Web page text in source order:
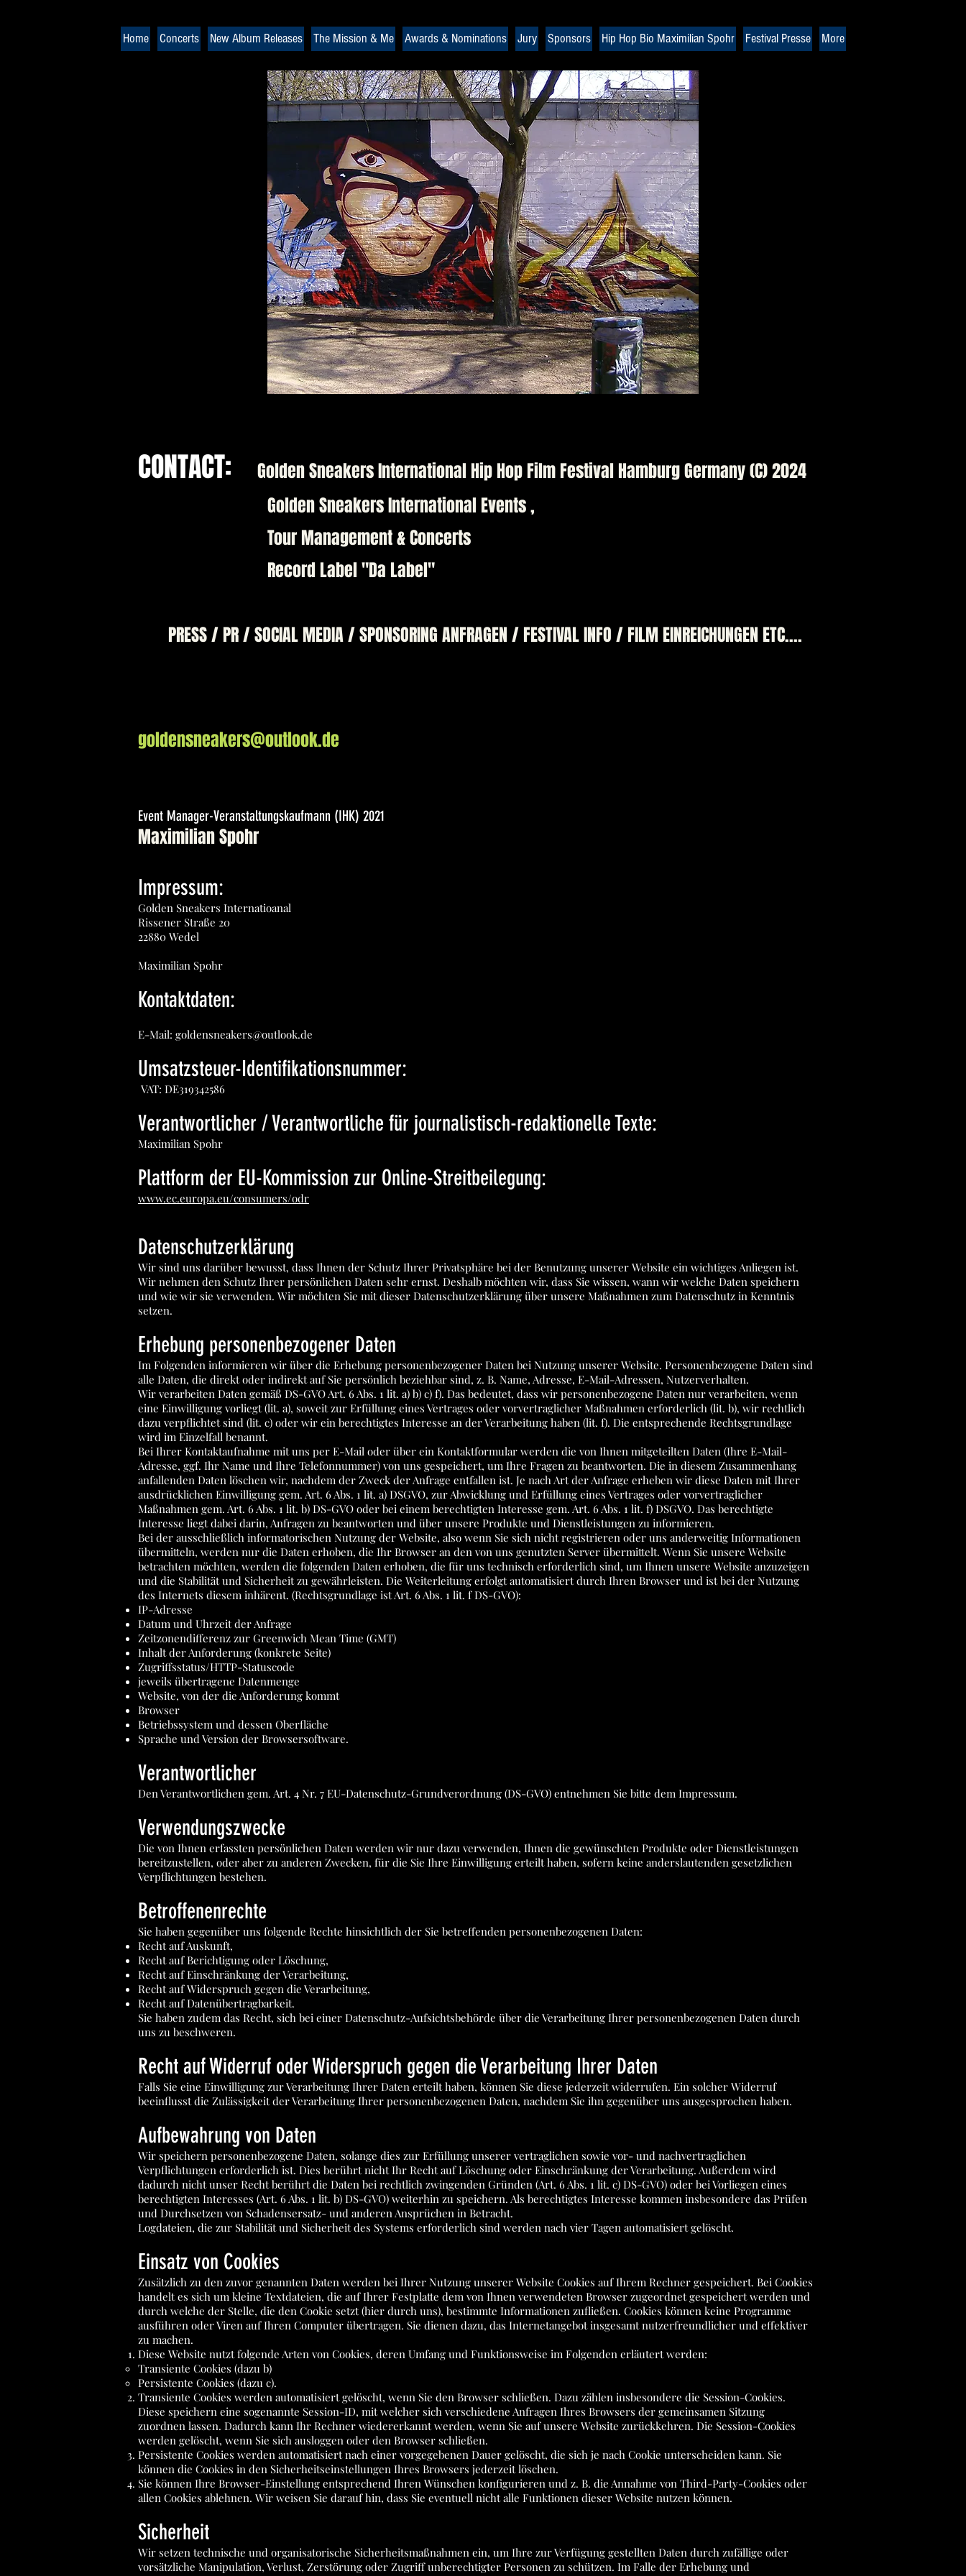
CONTACT: Golden Sneakers International Hip Hop Film Festival Hamburg Germany (C) 2024
Golden Sneakers International Events ,
Tour Management & Concerts
Record Label "Da Label"
PRESS / PR / SOCIAL MEDIA / SPONSORING ANFRAGEN / FESTIVAL INFO / FILM EINREICHUNGEN ETC....
goldensneakers@outlook.de
Maximilian Spohr
Impressum:
Golden Sneakers Internatioanal
Rissener Straße 20
22880 Wedel
Maximilian Spohr
Kontaktdaten:
E-Mail: goldensneakers@outlook.de
Umsatzsteuer-Identifikationsnummer:
VAT: DE319342586
Verantwortlicher / Verantwortliche für journalistisch-redaktionelle Texte:
Maximilian Spohr
Plattform der EU-Kommission zur Online-Streitbeilegung:
www.ec.europa.eu/consumers/odr
Datenschutz­erklärung
Wir sind uns darüber bewusst, dass Ihnen der Schutz Ihrer Privatsphäre bei der Benutzung unserer Website ein wichtiges Anliegen ist.
Wir nehmen den Schutz Ihrer persönlichen Daten sehr ernst. Deshalb möchten wir, dass Sie wissen, wann wir welche Daten speichern
und wie wir sie verwenden. Wir möchten Sie mit dieser Datenschutzerklärung über unsere Maßnahmen zum Datenschutz in Kenntnis
setzen.
Erhebung personenbezogener Daten
Im Folgenden informieren wir über die Erhebung personenbezogener Daten bei Nutzung unserer Website. Personenbezogene Daten sind
alle Daten, die direkt oder indirekt auf Sie persönlich beziehbar sind, z. B. Name, Adresse, E-Mail-Adressen, Nutzerverhalten.
Wir verarbeiten Daten gemäß DS-GVO Art. 6 Abs. 1 lit. a) b) c) f). Das bedeutet, dass wir personenbezogene Daten nur verarbeiten, wenn
eine Einwilligung vorliegt (lit. a), soweit zur Erfüllung eines Vertrages oder vorvertraglicher Maßnahmen erforderlich (lit. b), wir rechtlich
dazu verpflichtet sind (lit. c) oder wir ein berechtigtes Interesse an der Verarbeitung haben (lit. f). Die entsprechende Rechtsgrundlage
wird im Einzelfall benannt.
Bei Ihrer Kontaktaufnahme mit uns per E-Mail oder über ein Kontaktformular werden die von Ihnen mitgeteilten Daten (Ihre E-Mail-
Adresse, ggf. Ihr Name und Ihre Telefonnummer) von uns gespeichert, um Ihre Fragen zu beantworten. Die in diesem Zusammenhang
anfallenden Daten löschen wir, nachdem der Zweck der Anfrage entfallen ist. Je nach Art der Anfrage erheben wir diese Daten mit Ihrer
ausdrücklichen Einwilligung gem. Art. 6 Abs. 1 lit. a) DSGVO, zur Abwicklung und Erfüllung eines Vertrages oder vorvertraglicher
Maßnahmen gem. Art. 6 Abs. 1 lit. b) DS-GVO oder bei einem berechtigten Interesse gem. Art. 6 Abs. 1 lit. f) DSGVO. Das berechtigte
Interesse liegt dabei darin, Anfragen zu beantworten und über unsere Produkte und Dienstleistungen zu informieren.
Bei der ausschließlich informatorischen Nutzung der Website, also wenn Sie sich nicht registrieren oder uns anderweitig Informationen
übermitteln, werden nur die Daten erhoben, die Ihr Browser an den von uns genutzten Server übermittelt. Wenn Sie unsere Website
betrachten möchten, werden die folgenden Daten erhoben, die für uns technisch erforderlich sind, um Ihnen unsere Website anzuzeigen
und die Stabilität und Sicherheit zu gewährleisten. Die Weiterleitung erfolgt automatisiert durch Ihren Browser und ist bei der Nutzung
des Internets diesem inhärent. (Rechtsgrundlage ist Art. 6 Abs. 1 lit. f DS-GVO):
IP-Adresse
Datum und Uhrzeit der Anfrage
Zeitzonendifferenz zur Greenwich Mean Time (GMT)
Inhalt der Anforderung (konkrete Seite)
Zugriffsstatus/HTTP-Statuscode
jeweils übertragene Datenmenge
Website, von der die Anforderung kommt
Browser
Betriebssystem und dessen Oberfläche
Sprache und Version der Browsersoftware.
Verantwortlicher
Den Verantwortlichen gem. Art. 4 Nr. 7 EU-Datenschutz-Grundverordnung (DS-GVO) entnehmen Sie bitte dem Impressum.
Verwendungszwecke
Die von Ihnen erfassten persönlichen Daten werden wir nur dazu verwenden, Ihnen die gewünschten Produkte oder Dienstleistungen
bereitzustellen, oder aber zu anderen Zwecken, für die Sie Ihre Einwilligung erteilt haben, sofern keine anderslautenden gesetzlichen
Verpflichtungen bestehen.
Betroffenenrechte
Sie haben gegenüber uns folgende Rechte hinsichtlich der Sie betreffenden personenbezogenen Daten:
Recht auf Auskunft,
Recht auf Berichtigung oder Löschung,
Recht auf Einschränkung der Verarbeitung,
Recht auf Widerspruch gegen die Verarbeitung,
Recht auf Datenübertragbarkeit.
Sie haben zudem das Recht, sich bei einer Datenschutz-Aufsichtsbehörde über die Verarbeitung Ihrer personenbezogenen Daten durch
uns zu beschweren.
Recht auf Widerruf oder Widerspruch gegen die Verarbeitung Ihrer Daten
Falls Sie eine Einwilligung zur Verarbeitung Ihrer Daten erteilt haben, können Sie diese jederzeit widerrufen. Ein solcher Widerruf
beeinflusst die Zulässigkeit der Verarbeitung Ihrer personenbezogenen Daten, nachdem Sie ihn gegenüber uns ausgesprochen haben.
Aufbewahrung von Daten
Wir speichern personenbezogene Daten, solange dies zur Erfüllung unserer vertraglichen sowie vor- und nachvertraglichen
Verpflichtungen erforderlich ist. Dies berührt nicht Ihr Recht auf Löschung oder Einschränkung der Verarbeitung. Außerdem wird
dadurch nicht unser Recht berührt die Daten bei rechtlich zwingenden Gründen (Art. 6 Abs. 1 lit. c) DS-GVO) oder bei Vorliegen eines
berechtigten Interesses (Art. 6 Abs. 1 lit. b) DS-GVO) weiterhin zu speichern. Als berechtigtes Interesse kommen insbesondere das Prüfen
und Durchsetzen von Schadensersatz- und anderen Ansprüchen in Betracht.
Logdateien, die zur Stabilität und Sicherheit des Systems erforderlich sind werden nach vier Tagen automatisiert gelöscht.
Einsatz von Cookies
Zusätzlich zu den zuvor genannten Daten werden bei Ihrer Nutzung unserer Website Cookies auf Ihrem Rechner gespeichert. Bei Cookies
handelt es sich um kleine Textdateien, die auf Ihrer Festplatte dem von Ihnen verwendeten Browser zugeordnet gespeichert werden und
durch welche der Stelle, die den Cookie setzt (hier durch uns), bestimmte Informationen zufließen. Cookies können keine Programme
ausführen oder Viren auf Ihren Computer übertragen. Sie dienen dazu, das Internetangebot insgesamt nutzerfreundlicher und effektiver
zu machen.
Diese Website nutzt folgende Arten von Cookies, deren Umfang und Funktionsweise im Folgenden erläutert werden:
Transiente Cookies (dazu b)
Persistente Cookies (dazu c).
Transiente Cookies werden automatisiert gelöscht, wenn Sie den Browser schließen. Dazu zählen insbesondere die Session-Cookies.
Diese speichern eine sogenannte Session-ID, mit welcher sich verschiedene Anfragen Ihres Browsers der gemeinsamen Sitzung
zuordnen lassen. Dadurch kann Ihr Rechner wiedererkannt werden, wenn Sie auf unsere Website zurückkehren. Die Session-Cookies
werden gelöscht, wenn Sie sich ausloggen oder den Browser schließen.
Persistente Cookies werden automatisiert nach einer vorgegebenen Dauer gelöscht, die sich je nach Cookie unterscheiden kann. Sie
können die Cookies in den Sicherheitseinstellungen Ihres Browsers jederzeit löschen.
Sie können Ihre Browser-Einstellung entsprechend Ihren Wünschen konfigurieren und z. B. die Annahme von Third-Party-Cookies oder
allen Cookies ablehnen. Wir weisen Sie darauf hin, dass Sie eventuell nicht alle Funktionen dieser Website nutzen können.
Sicherheit
Wir setzen technische und organisatorische Sicherheitsmaßnahmen ein, um Ihre zur Verfügung gestellten Daten durch zufällige oder
vorsätzliche Manipulation, Verlust, Zerstörung oder Zugriff unberechtigter Personen zu schützen. Im Falle der Erhebung und
Event Manager-Veranstaltungskaufmann (IHK) 2021
Home Concerts New Album Releases The Mission & Me Awards & Nominations Jury Sponsors Hip Hop Bio Maximilian Spohr Festival Presse More